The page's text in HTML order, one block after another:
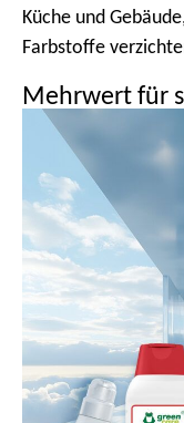
Küche und
Farbstoffe
Mehrwert für